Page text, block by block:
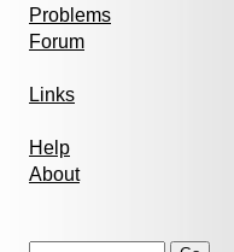
Problems
Forum
Links
Help
About